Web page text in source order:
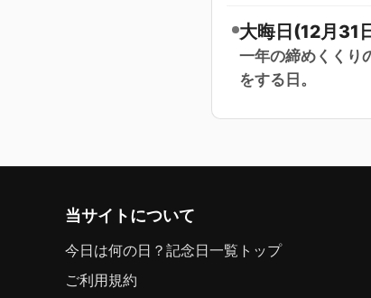
大晦日(12月31
一年の締めくくり
をする日。
当サイトについて
今日は何の日？記念日一覧トップ
ご利用規約